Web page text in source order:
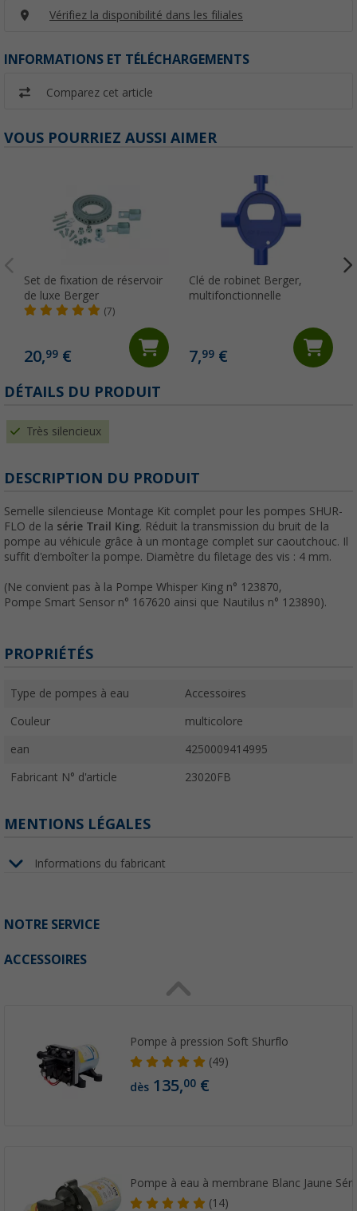
Vérifiez la disponibilité dans les filiales
INFORMATIONS ET TÉLÉCHARGEMENTS
Comparez cet article
VOUS POURRIEZ AUSSI AIMER
Set de fixation de réservoir
de luxe Berger
(7)
20,99 €
Clé de robinet Berger,
multifonctionnelle
7,99€
DÉTAILS DU PRODUIT
Très silencieux
DESCRIPTION DU PRODUIT
Semelle silencieuse Montage Kit complet pour les pompes SHUR-
FLO de la série Trail King. Réduit la transmission du bruit de la
pompe au véhicule grâce à un montage complet sur caoutchouc. Il
suffit d'emboîter la pompe. Diamètre du filetage des vis : 4 mm.
(Ne convient pas à la Pompe Whisper King n° 123870,
Pompe Smart Sensor n° 167620 ainsi que Nautilus n° 123890).
PROPRIÉTÉS
Type de pompes à eau Accessoires
Couleur multicolore
ean 4250009414995
Fabricant N° d'article 23020FB
MENTIONS LÉGALES
Informations du fabricant
NOTRE SERVICE
ACCESSOIRES
Pompe à pression Soft Shurflo
(49)
dès 135,00 €
Pompe à eau à membrane Blanc Jaune
(14)